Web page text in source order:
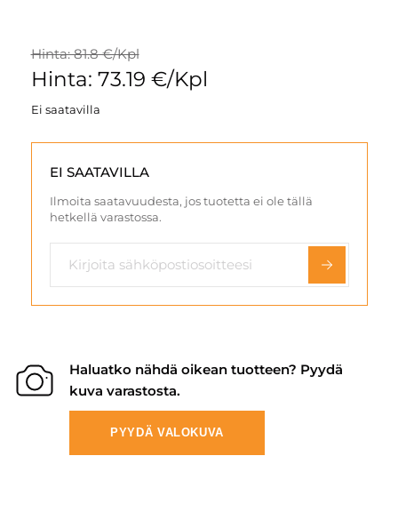
Hinta: 81.8 €/Kpl
Hinta: 73.19 €/Kpl
Ei saatavilla
EI SAATAVILLA
Ilmoita saatavuudesta, jos tuotetta ei ole tällä
hetkellä varastossa.
Haluatko nähdä oikean tuotteen? Pyydä
kuva varastosta.
PYYDÄ VALOKUVA